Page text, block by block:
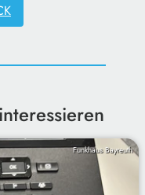
Funkhaus Bayreuth